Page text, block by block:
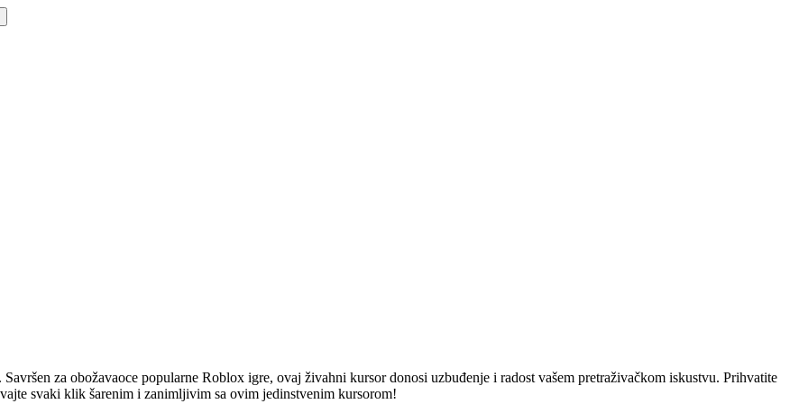
za obožavaoce popularne Roblox igre, ovaj živahni kursor donosi uzbuđenje i radost vašem pretraživačkom iskustvu. Prihvatite
svaki klik šarenim i zanimljivim sa ovim jedinstvenim kursorom!